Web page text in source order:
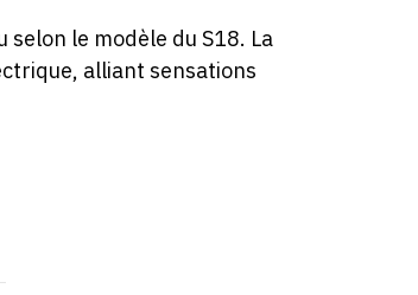
le modèle du S18. La
alliant sensations